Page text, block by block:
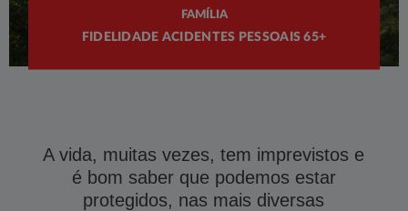
FAMÍLIA
FIDELIDADE ACIDENTES PESSOAIS 65+
A vida, muitas vezes, tem imprevistos e
é bom saber que podemos estar
protegidos, nas mais diversas